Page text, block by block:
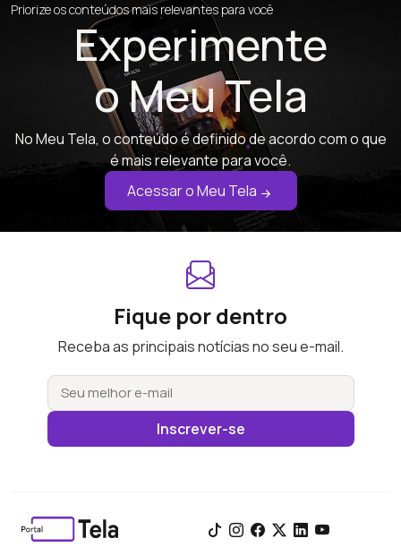
Priorize os conteúdos mais relevantes para você
Experimente
o Meu Tela
No Meu Tela, o conteúdo é definido de acordo com o que
é mais relevante para você.
Acessar o Meu Tela
Fique por dentro
Receba as principais notícias no seu e-mail.
Inscrever-se